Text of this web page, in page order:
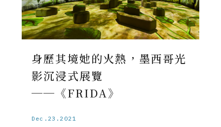
身歷其境她的火熱，墨西哥光
影沉浸式展覽
──《FRIDA》
Dec.23.2021